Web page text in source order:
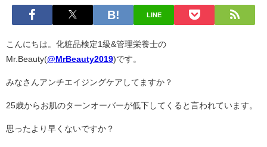
LINE
こんにちは。化粧品検定1級&管理栄養士の
Mr.Beauty(@MrBeauty2019)です。
みなさんアンチエイジングケアしてますか？
25歳からお肌のターンオーバーが低下してくると言われています。
思ったより早くないですか？